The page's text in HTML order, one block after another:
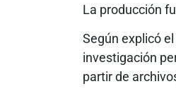
La producción
Según explicó
investigación
partir de